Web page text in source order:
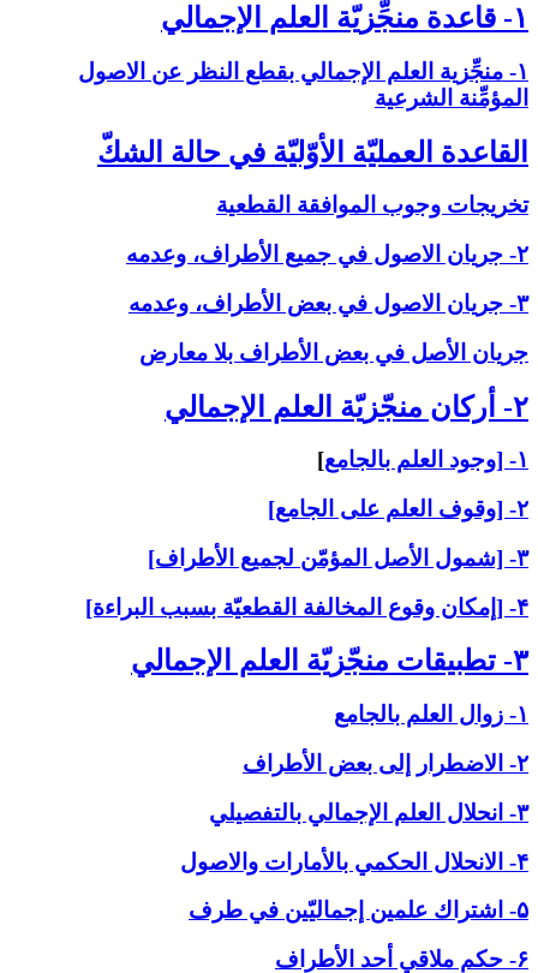
۱- قاعدة منجِّزيّة العلم الإجمالي‏
۱- منجِّزية العلم الإجمالي بقطع النظر عن الاصول
المؤمِّنة الشرعية
القاعدة العمليّة الأوّليّة في حالة الشكّ‏
تخريجات وجوب الموافقة القطعية
۲- جريان الاصول في جميع الأطراف، وعدمه
۳- جريان الاصول في بعض الأطراف، وعدمه
جريان الأصل في بعض الأطراف بلا معارض
۲- أركان منجّزيّة العلم الإجمالي‏
۱- [وجود العلم بالجامع
]
۲- [وقوف العلم على الجامع]
۳- [شمول الأصل المؤمّن لجميع الأطراف]
۴- [إمكان وقوع المخالفة القطعيّة بسبب البراءة]
۳- تطبيقات منجّزيّة العلم الإجمالي‏
۱- زوال العلم بالجامع
۲- الاضطرار إلى بعض الأطراف
۳- انحلال العلم الإجمالي بالتفصيلي
۴- الانحلال الحكمي بالأمارات والاصول
۵- اشتراك علمين إجماليّين في طرف
۶- حكم ملاقي أحد الأطراف